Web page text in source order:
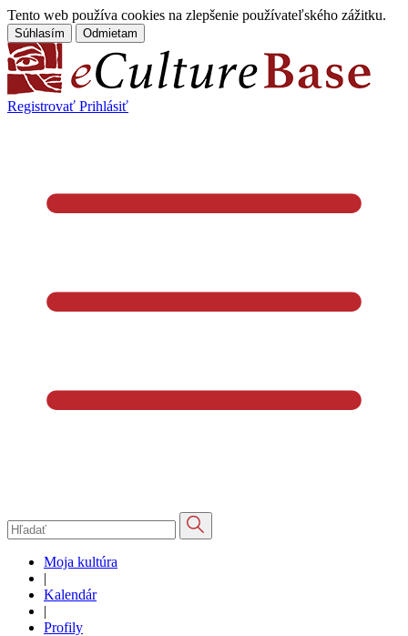
Tento web používa cookies na zlepšenie používateľského zážitku.
Súhlasím Odmietam
Registrovať Prihlásiť
Moja kultúra
|
Kalendár
|
Profily